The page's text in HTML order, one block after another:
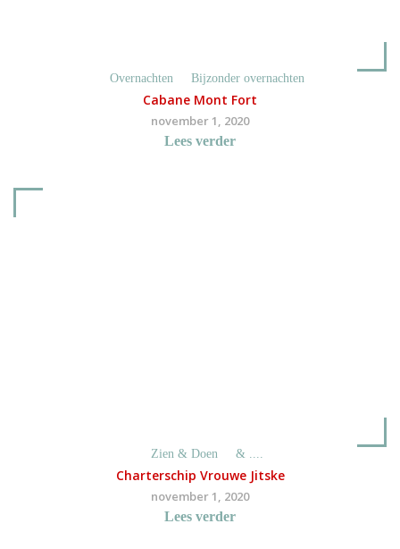
Overnachten Bijzonder overnachten
Cabane Mont Fort
november 1, 2020
Lees verder
Zien & Doen & ....
Charterschip Vrouwe Jitske
november 1, 2020
Lees verder